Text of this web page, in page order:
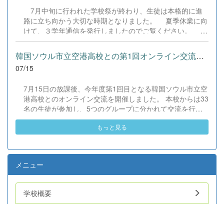
る学習プラットフォーム「Qareer（クアリア）」には生徒
たちの振り返りや感想が記録されており、「言葉一つで伝
わり方が大きく変わる面白さを知った」「難しそうと思っ
言葉を磨く大切さに気づけた」といった声が集まるなど、
自分の...
部や剣道部、全国大会に向けて練習中の演劇部の練習を見
学しました。
7月中旬に行われた学校祭が終わり、生徒は本格的に進
路に立ち向かう大切な時期となりました。 夏季休業に向
けて、３学年通信を発行しましたのでご覧ください。 今
回の内容は ①学校祭からの切り替え ②中間考査結果
について ③進路実現に向けて ④学校祭の記録 等の内
容になっています。 一読されお子様へ、叱咤激励してい
ただけると幸いです。 なお、閲覧にはパスワードが必要
で、ご確認ください。 3学年通信NO2 .pdf &nbsp;
韓国ソウル市立空港高校との第1回オンライン交流を実施しました
07/15
7月15日の放課後、今年度第1回目となる韓国ソウル市立空
港高校とのオンライン交流を開催しました。 本校からは33
名の生徒が参加し、5つのグループに分かれて交流を行い
ました。生徒たちは、各自が事前に準備したスライドを使
って自己紹介のプレゼンテーションに挑戦。韓国語や英
様子でコミュニケーションを図っていました。 今後は9月
じて、両校生徒の親睦をさらに深め、異文化理解力を育み
もっと見る
メニュー
学校概要